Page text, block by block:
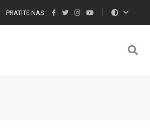
PRATITE NAS: